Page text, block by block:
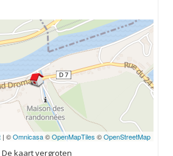
| ©Omnicasa©OpenMapTiles ©OpenStreetMap
De kaart vergroten